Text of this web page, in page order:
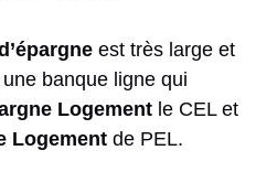
est très large et
banque ligne qui
Logement le CEL et
Logement de PEL.